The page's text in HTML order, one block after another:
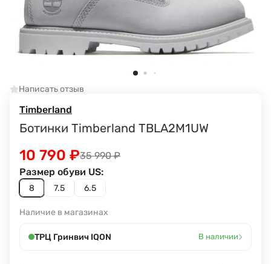
Написать отзыв
Timberland
Ботинки Timberland TBLA2M1UW
35 990₽
10 790 ₽
8 7.5 6.5
Размер обуви US:
Наличие в магазинах
ТРЦ Гринвич IQON В наличии›